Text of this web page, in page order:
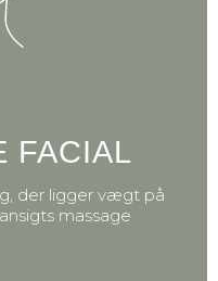
FACIAL
der ligger vægt på
massage